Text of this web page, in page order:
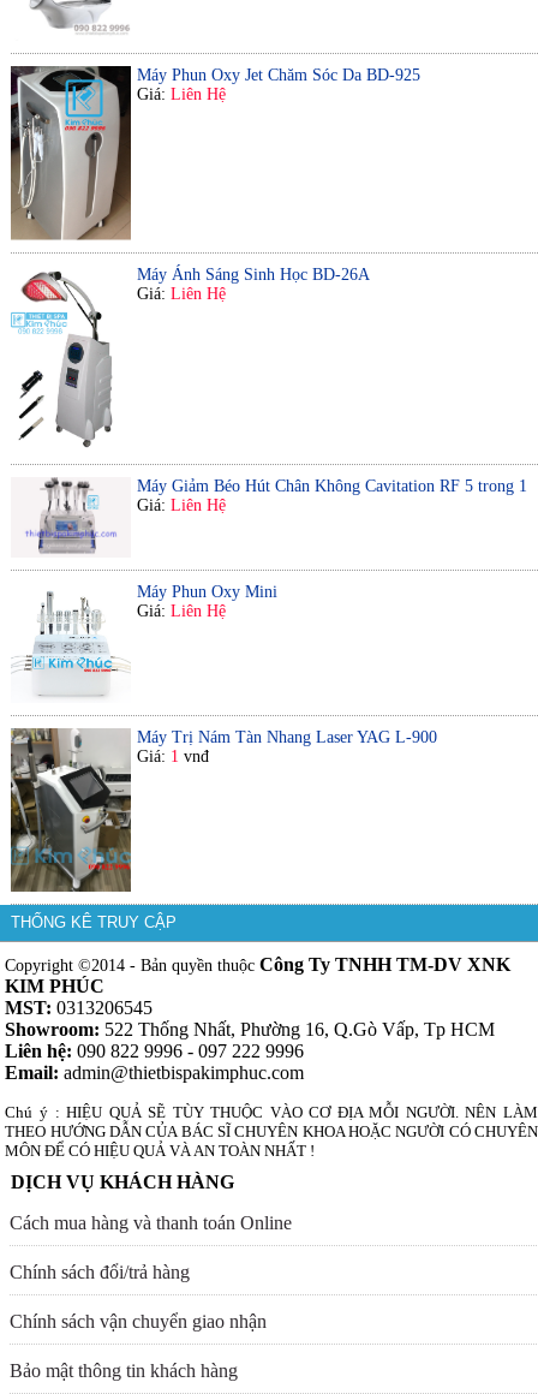
Máy Phun Oxy Jet Chăm Sóc Da BD-925
Giá: Liên Hệ
Máy Ánh Sáng Sinh Học BD-26A
Giá: Liên Hệ
Máy Giảm Béo Hút Chân Không Cavitation RF 5 trong 1
Giá: Liên Hệ
Máy Phun Oxy Mini
Giá: Liên Hệ
Máy Trị Nám Tàn Nhang Laser YAG L-900
Giá: 1 vnđ
THỐNG KÊ TRUY CẬP
Copyright ©2014 - Bản quyền thuộcCông Ty TNHH TM-DV XNK
KIM PHÚC
MST: 0313206545
Showroom: 522 Thống Nhất, Phường 16, Q.Gò Vấp, Tp HCM
Liên hệ: 090 822 9996 - 097 222 9996
Email: admin@thietbispakimphuc.com
Chú ý : HIỆU QUẢ SẼ TÙY THUỘC VÀO CƠ ĐỊA MỖI NGƯỜI. NÊN LÀM
THEO HƯỚNG DẪN CỦA BÁC SĨ CHUYÊN KHOA HOẶC NGƯỜI CÓ CHUYÊN
MÔN ĐỂ CÓ HIỆU QUẢ VÀ AN TOÀN NHẤT !
DỊCH VỤ KHÁCH HÀNG
Cách mua hàng và thanh toán Online
Chính sách đổi/trả hàng
Chính sách vận chuyển giao nhận
Bảo mật thông tin khách hàng